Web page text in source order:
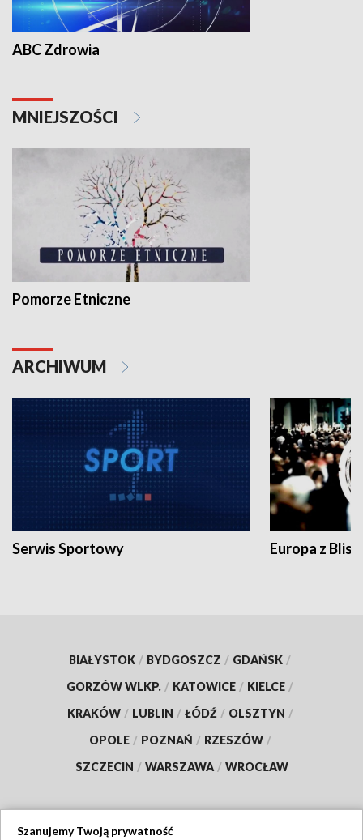
ABC Zdrowia
MNIEJSZOŚCI
Pomorze Etniczne
ARCHIWUM
Serwis Sportowy Europa z
BIAŁYSTOK / BYDGOSZCZ / GDAŃSK /
GORZÓW WLKP. / KATOWICE / KIELCE /
KRAKÓW / LUBLIN / ŁÓDŹ / OLSZTYN /
OPOLE / POZNAŃ / RZESZÓW /
SZCZECIN / WARSZAWA / WROCŁAW
Szanujemy Twoją prywatność